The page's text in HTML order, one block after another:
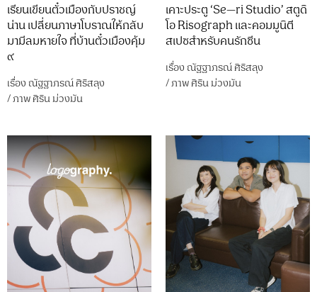
เรียนเขียนตั๋วเมืองกับปราชญ์
น่าน เปลี่ยนภาษาโบราณให้กลับ
มามีลมหายใจ ที่บ้านตั๋วเมืองคุ้ม
๙
เรื่องณัฐฐาภรณ์ ศิริสลุง
/ภาพศิริน ม่วงมัน
เคาะประตู ‘Se—ri Studio’ สตูดิ
โอ Risograph และคอมมูนิตี
สเปซสำหรับคนรักซีน
เรื่องณัฐฐาภรณ์ ศิริสลุง
/ภาพศิริน ม่วงมัน